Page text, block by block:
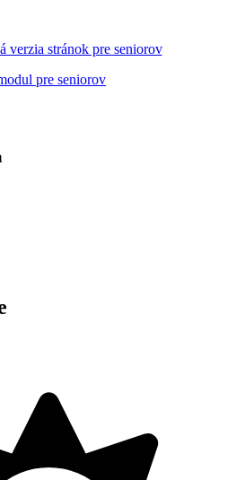
verzia stránok pre seniorov